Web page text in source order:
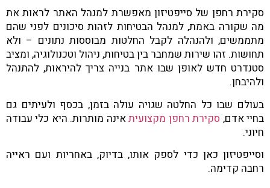
סקירת רחפן של סייפטיזון מאפשרת למנהל האתר לראות את
מה שקורה באמת, למנהל הבטיחות לזהות סיכונים לפני שהם
מתממשים, ולהנהלה לקבל החלטות מבוססות נתונים – ולא
תחושות. זהו שירות שמחבר בין בטיחות, ניהול וטכנולוגיה, ומציב
סטנדרט חדש לאופן שבו אתר בנייה צריך להיראות, להתנהל
ולהיבחן.
בעולם שבו כל החלטה שגויה עולה בזמן, בכסף ולעיתים גם
בחיי אדם, סקירת רחפן מקצועיתאינה מותרות. היא כלי עבודה
חיוני.
וסייפטיזון כאן כדי לספק אותו, בדיוק, באחריות ועם ראייה
רחבה קדימה.